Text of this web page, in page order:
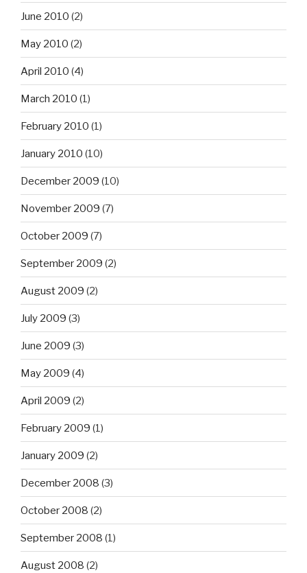
June 2010 (2)
May 2010 (2)
April 2010 (4)
March 2010 (1)
February 2010 (1)
January 2010 (10)
December 2009 (10)
November 2009 (7)
October 2009 (7)
September 2009 (2)
August 2009 (2)
July 2009 (3)
June 2009 (3)
May 2009 (4)
April 2009 (2)
February 2009 (1)
January 2009 (2)
December 2008 (3)
October 2008 (2)
September 2008 (1)
August 2008 (2)